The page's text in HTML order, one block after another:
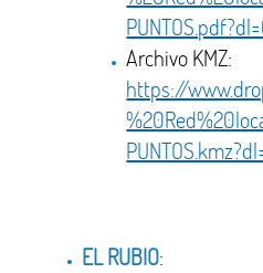
Archivo KMZ:
https://
EL RUBIO: